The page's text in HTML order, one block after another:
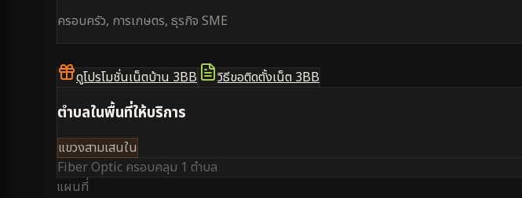
ครอบครัว, การเกษตร, ธุรกิจ SME
ดูโปรโมชั่นเน็ตบ้าน 3BB วิธีขอติดตั้งเน็ต 3BB
ตำบลในพื้นที่ให้บริการ
แขวงสามเสนใน
Fiber Optic ครอบคลุม 1 ตำบล
แผนที่